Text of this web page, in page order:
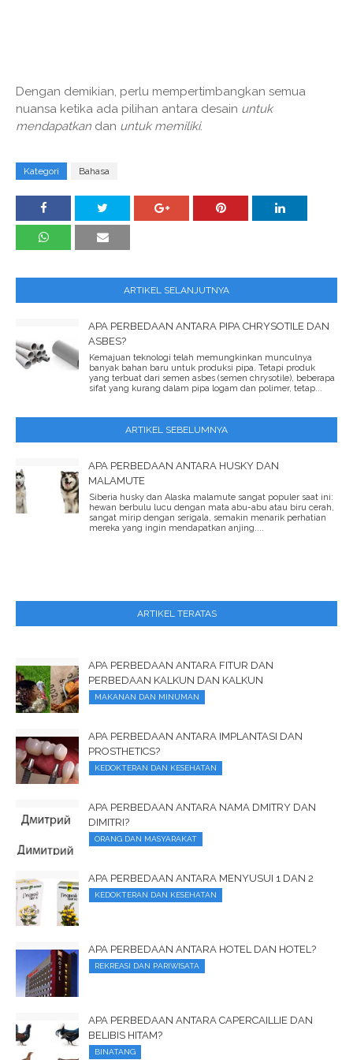
Dengan demikian, perlu mempertimbangkan semua
nuansa ketika ada pilihan antara desain untuk
mendapatkan dan untuk memiliki.
Kategori Bahasa
ARTIKEL SELANJUTNYA
APA PERBEDAAN ANTARA PIPA CHRYSOTILE DAN
ASBES?
Kemajuan teknologi telah memungkinkan munculnya
banyak bahan baru untuk produksi pipa. Tetapi produk
yang terbuat dari semen asbes (semen chrysotile), beberapa
sifat yang kurang dalam pipa logam dan polimer, tetap...
ARTIKEL SEBELUMNYA
APA PERBEDAAN ANTARA HUSKY DAN
MALAMUTE
Siberia husky dan Alaska malamute sangat populer saat ini:
hewan berbulu lucu dengan mata abu-abu atau biru cerah,
sangat mirip dengan serigala, semakin menarik perhatian
mereka yang ingin mendapatkan anjing....
ARTIKEL TERATAS
APA PERBEDAAN ANTARA FITUR DAN
PERBEDAAN KALKUN DAN KALKUN
MAKANAN DAN MINUMAN
APA PERBEDAAN ANTARA IMPLANTASI DAN
PROSTHETICS?
KEDOKTERAN DAN KESEHATAN
APA PERBEDAAN ANTARA NAMA DMITRY DAN
DIMITRI?
ORANG DAN MASYARAKAT
APA PERBEDAAN ANTARA MENYUSUI 1 DAN 2
KEDOKTERAN DAN KESEHATAN
APA PERBEDAAN ANTARA HOTEL DAN HOTEL?
REKREASI DAN PARIWISATA
APA PERBEDAAN ANTARA CAPERCAILLIE DAN
BELIBIS HITAM?
BINATANG